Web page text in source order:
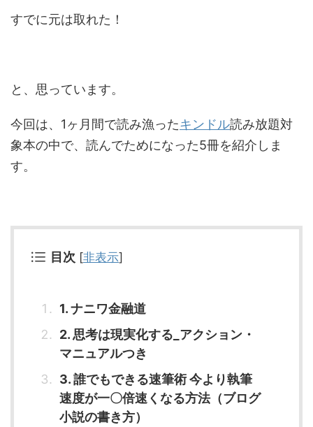
すでに元は取れた！
と、思っています。
今回は、1ヶ月間で読み漁ったキンドル読み放題対
象本の中で、読んでためになった5冊を紹介しま
す。
目次 [非表示]
1. ナニワ金融道
2. 思考は現実化する_アクション・
マニュアルつき
3. 誰でもできる速筆術 今より執筆
速度が一〇倍速くなる方法（ブログ
小説の書き方）